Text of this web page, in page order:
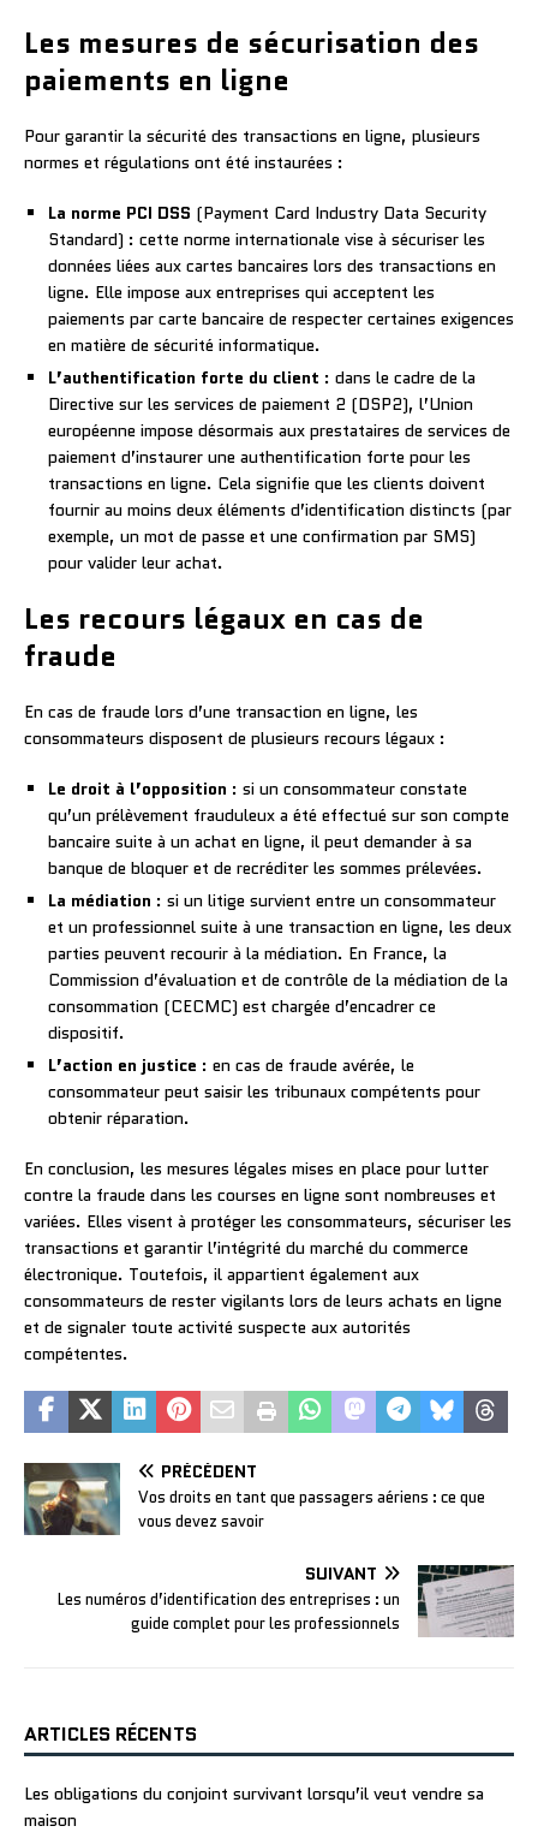
Les mesures de sécurisation des
paiements en ligne
Pour garantir la sécurité des transactions en ligne, plusieurs
normes et régulations ont été instaurées :
La norme PCI DSS (Payment Card Industry Data Security
Standard) : cette norme internationale vise à sécuriser les
données liées aux cartes bancaires lors des transactions en
ligne. Elle impose aux entreprises qui acceptent les
paiements par carte bancaire de respecter certaines exigences
en matière de sécurité informatique.
L’authentification forte du client : dans le cadre de la
Directive sur les services de paiement 2 (DSP2), l’Union
européenne impose désormais aux prestataires de services de
paiement d’instaurer une authentification forte pour les
transactions en ligne. Cela signifie que les clients doivent
fournir au moins deux éléments d’identification distincts (par
exemple, un mot de passe et une confirmation par SMS)
pour valider leur achat.
Les recours légaux en cas de
fraude
En cas de fraude lors d’une transaction en ligne, les
consommateurs disposent de plusieurs recours légaux :
Le droit à l’opposition : si un consommateur constate
qu’un prélèvement frauduleux a été effectué sur son compte
bancaire suite à un achat en ligne, il peut demander à sa
banque de bloquer et de recréditer les sommes prélevées.
La médiation : si un litige survient entre un consommateur
et un professionnel suite à une transaction en ligne, les deux
parties peuvent recourir à la médiation. En France, la
Commission d’évaluation et de contrôle de la médiation de la
consommation (CECMC) est chargée d’encadrer ce
dispositif.
L’action en justice : en cas de fraude avérée, le
consommateur peut saisir les tribunaux compétents pour
obtenir réparation.
En conclusion, les mesures légales mises en place pour lutter
contre la fraude dans les courses en ligne sont nombreuses et
variées. Elles visent à protéger les consommateurs, sécuriser les
transactions et garantir l’intégrité du marché du commerce
électronique. Toutefois, il appartient également aux
consommateurs de rester vigilants lors de leurs achats en ligne
et de signaler toute activité suspecte aux autorités
compétentes.
PRÉCÉDENT
Vos droits en tant que passagers aériens : ce que
vous devez savoir
SUIVANT
Les numéros d’identification des entreprises : un
guide complet pour les professionnels
ARTICLES RÉCENTS
Les obligations du conjoint survivant lorsqu’il veut vendre sa
maison